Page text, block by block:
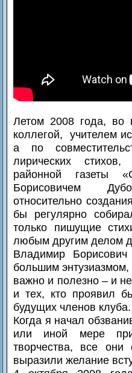
Летом 2008 года,
коллегой, учителем
а по
лирических
районной газеты
Борисовичем
относительно
бы регулярно
только пишущие
любым другим делом
Владимир
большим
важно и полезно – и
и тех, кто проявил
будущих членов клуба.
Когда я начал
или иной мере
творчества, все
выразили желание